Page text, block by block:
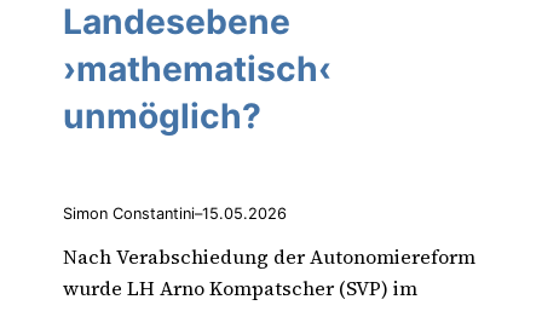
Landesebene
›mathematisch‹
unmöglich?
Simon Constantini–15.05.2026
Nach Verabschiedung der Autonomiereform
wurde LH Arno Kompatscher (SVP) im